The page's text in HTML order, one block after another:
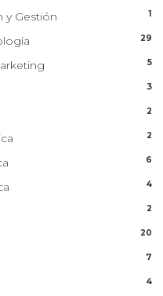
y Gestión 1
29
5
3
2
2
6
4
2
20
7
4